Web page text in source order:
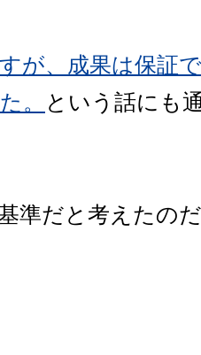
が、成果は保証
。
という話にも
準だと考えたの